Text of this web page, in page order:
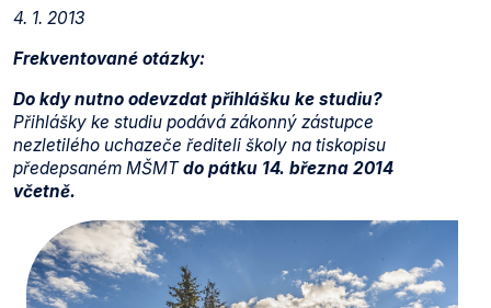
4. 1. 2013
Frekventované otázky:
Do kdy nutno odevzdat přihlášku ke studiu?
Přihlášky ke studiu podává zákonný zástupce
nezletilého uchazeče řediteli školy na tiskopisu
předepsaném MŠMTdo pátku 14. března 2014
včetně.